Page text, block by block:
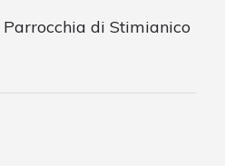
di Stimianico